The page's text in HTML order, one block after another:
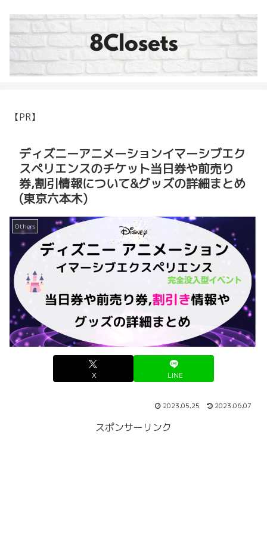
【PR】
ディズニーアニメーションイマーシブエク
スペリエンスのチケット当日券や前売り
券,割引情報について&グッズの詳細まとめ
(東京六本木)
Others
X LINE
2023.05.25 2023.06.07
スポンサーリンク